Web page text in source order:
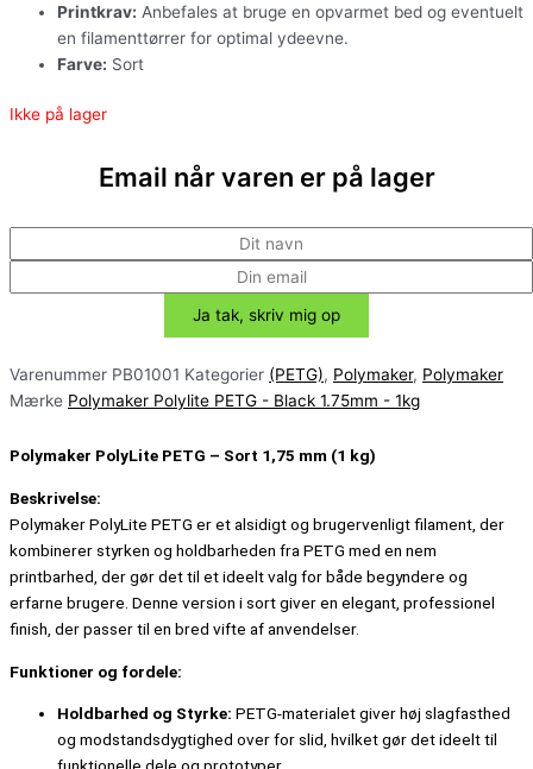
Printkrav: Anbefales at bruge en opvarmet bed og eventuelt
en filamenttørrer for optimal ydeevne.
Farve: Sort
Ikke på lager
Email når varen er på lager
Varenummer PB01001 Kategorier (PETG), Polymaker, Polymaker
Mærke Polymaker Polylite PETG - Black 1.75mm - 1kg
Polymaker PolyLite PETG – Sort 1,75 mm (1 kg)
Beskrivelse:
Polymaker PolyLite PETG er et alsidigt og brugervenligt filament, der
kombinerer styrken og holdbarheden fra PETG med en nem
printbarhed, der gør det til et ideelt valg for både begyndere og
erfarne brugere. Denne version i sort giver en elegant, professionel
finish, der passer til en bred vifte af anvendelser.
Funktioner og fordele:
Holdbarhed og Styrke: PETG-materialet giver høj slagfasthed
og modstandsdygtighed over for slid, hvilket gør det ideelt til